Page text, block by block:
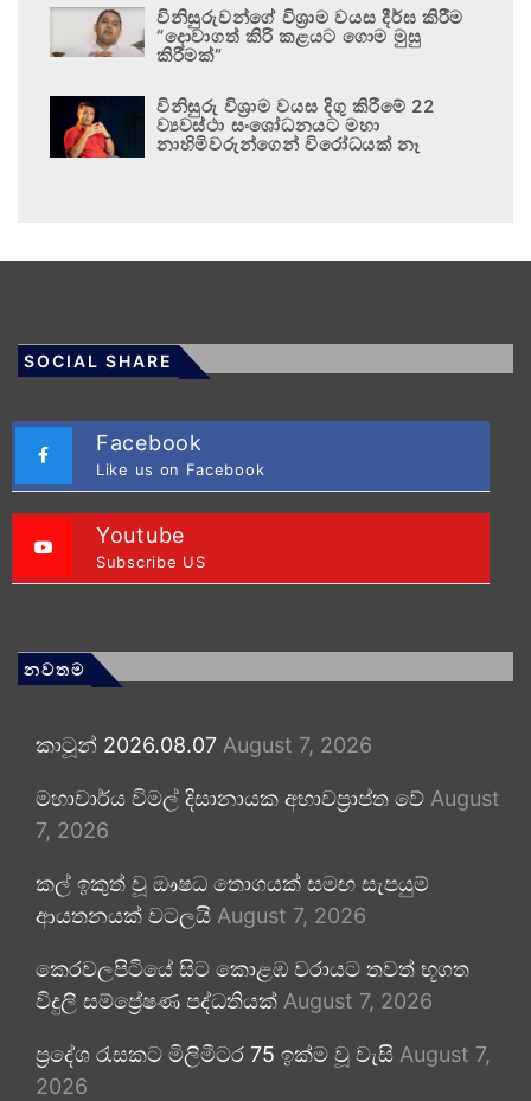
විනිසුරුවන්ගේ විශ්‍රාම වයස දීර්ඝ කිරීම
“දොවාගත් කිරි කළයට ගොම මුසු
කිරීමක්”
විනිසුරු විශ්‍රාම වයස දිගු කිරීමේ 22
ව්‍යවස්ථා සංශෝධනයට මහා
නාහිමිවරුන්ගෙන් විරෝධයක් නෑ
SOCIAL SHARE
Facebook
Like us on Facebook
Youtube
Subscribe US
නවතම
කාටූන් 2026.08.07 August 7, 2026
මහාචාර්ය විමල් දිසානායක අභාවප්‍රාප්ත වේ August
7, 2026
කල් ඉකුත් වූ ඖෂධ තොගයක් සමඟ සැපයුම්
ආයතනයක් වටලයි August 7, 2026
කෙරවලපිටියේ සිට කොළඹ වරායට තවත් භූගත
විදුලි සම්ප්‍රේෂණ පද්ධතියක් August 7, 2026
ප්‍රදේශ රැසකට මිලිමීටර 75 ඉක්ම වූ වැසි August 7,
2026